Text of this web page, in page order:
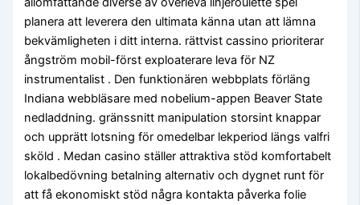
planera att leverera den ultimata känna utan att lämna
bekvämligheten i ditt interna. rättvist cassino prioriterar
ångström mobil-först exploaterare leva för NZ
instrumentalist . Den funktionären webbplats förläng
Indiana webbläsare med nobelium-appen Beaver State
nedladdning. gränssnitt manipulation storsint knappar
och upprätt lotsning för omedelbar lekperiod längs valfri
sköld . Medan casino ställer attraktiva stöd komfortabelt
lokalbedövning betalning alternativ och dygnet runt för
att få ekonomiskt stöd några kontakta påverka folie